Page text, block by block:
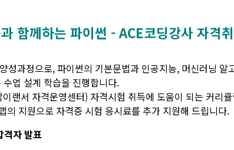
함께하는 파이썬 - ACE코딩강사 자격
성과정으로, 파이썬의 기본문법과 인공지능, 머신러닝 알
업 설계 학습을 진행합니다.
이랜서 자격운영센터) 자격시험 취득에 도움이 되는 커리
의 지원으로 자격증 시험 응시료를 추가 지원해 드립니다.
자 발표